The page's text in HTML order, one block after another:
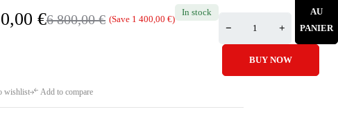
6 800,00€
€ (Save 1 400,00 €)
In stock
AU
PANIER
BUY NOW
wishlist Add to compare